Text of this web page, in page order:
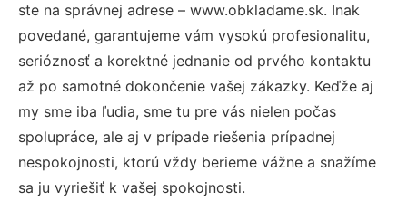
ste na správnej adrese – www.obkladame.sk. Inak
povedané, garantujeme vám vysokú profesionalitu,
serióznosť a korektné jednanie od prvého kontaktu
až po samotné dokončenie vašej zákazky. Keďže aj
my sme iba ľudia, sme tu pre vás nielen počas
spolupráce, ale aj v prípade riešenia prípadnej
nespokojnosti, ktorú vždy berieme vážne a snažíme
sa ju vyriešiť k vašej spokojnosti.